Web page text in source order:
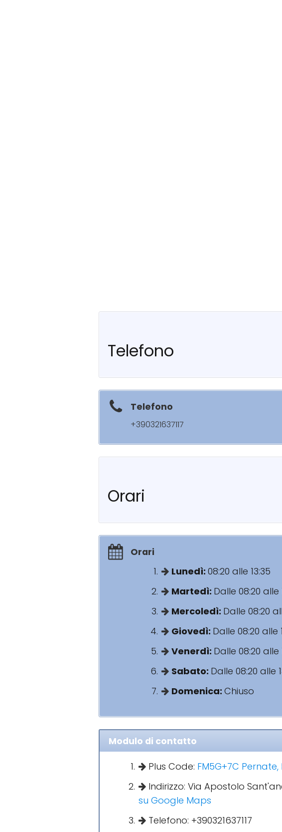
Telefono
Telefono
+390321637117
Orari
Orari
Lunedì: 08:20 alle 13:35
Martedì: Dalle 08:20 alle
Mercoledì: Dalle 08:20
Giovedì: Dalle 08:20 alle
Venerdì: Dalle 08:20 alle
Sabato: Dalle 08:20 alle
Domenica: Chiuso
Modulo di contatto
Plus Code: FM5G+7C
Indirizzo: Via Apostolo
su Google Maps
Telefono: +390321637117